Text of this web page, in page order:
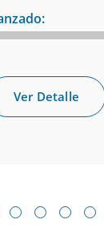
Ver Detalle
4 5 6 7